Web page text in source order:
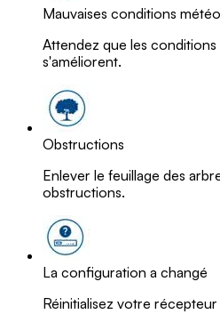
Mauvaises conditions
Attendez que les
s'améliorent.
Obstructions
Enlever le feuillage des
obstructions.
La configuration a changé
Réinitialisez votre récepteur